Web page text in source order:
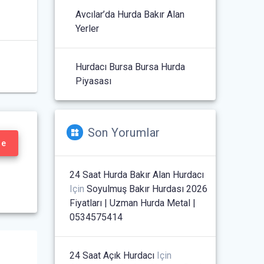
Avcılar’da Hurda Bakır Alan
Yerler
Hurdacı Bursa Bursa Hurda
Piyasası
Son Yorumlar
24 Saat Hurda Bakır Alan Hurdacı
IçinSoyulmuş Bakır Hurdası 2026
Fiyatları | Uzman Hurda Metal |
0534575414
24 Saat Açık Hurdacı Için